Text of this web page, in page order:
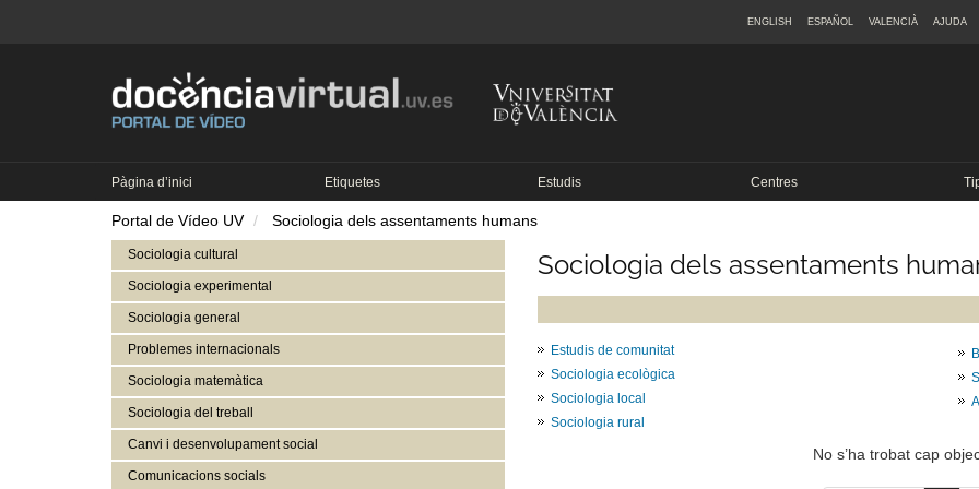
ENGLISH ESPAÑOL VALENCIÀ AJUDA
Pàgina d’inici Etiquetes Estudis Centres
Portal de Vídeo UV Sociologia dels assentaments humans
Sociologia cultural
Sociologia experimental
Sociologia general
Problemes internacionals
Sociologia matemàtica
Sociologia del treball
Canvi i desenvolupament social
Comunicacions socials
Sociologia dels assentaments
Estudis de comunitat
Sociologia ecològica
Sociologia local
Sociologia rural
No s’ha trobat cap